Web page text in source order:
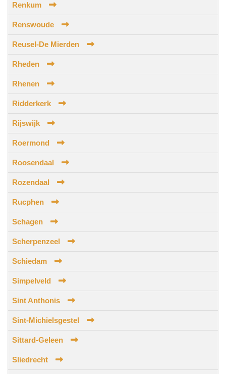
Renkum
Renswoude
Reusel-De Mierden
Rheden
Rhenen
Ridderkerk
Rijswijk
Roermond
Roosendaal
Rozendaal
Rucphen
Schagen
Scherpenzeel
Schiedam
Simpelveld
Sint Anthonis
Sint-Michielsgestel
Sittard-Geleen
Sliedrecht